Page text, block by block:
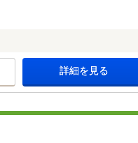
詳細を見る